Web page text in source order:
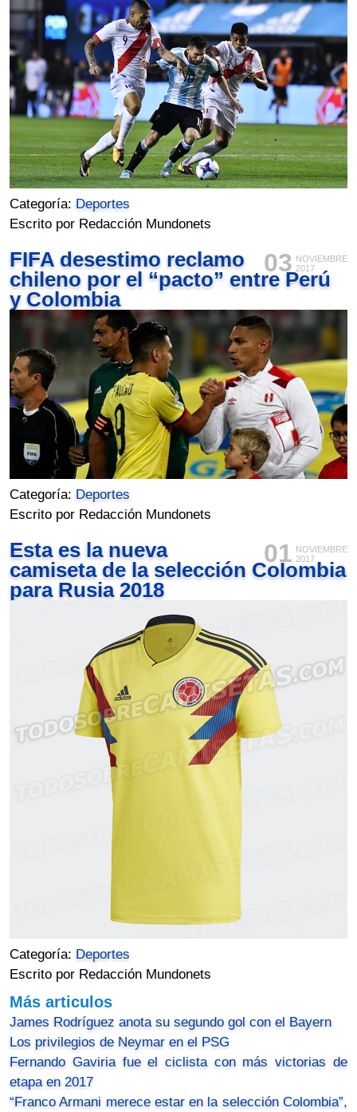
Categoría: Deportes
Escrito por Redacción Mundonets
03 NOVIEMBRE
2017
FIFA desestimo reclamo
chileno por el “pacto” entre Perú
y Colombia
Categoría: Deportes
Escrito por Redacción Mundonets
01 NOVIEMBRE
2017
Esta es la nueva
camiseta de la selección Colombia
para Rusia 2018
Categoría: Deportes
Escrito por Redacción Mundonets
Más articulos
James Rodríguez anota su segundo gol con el Bayern
Los privilegios de Neymar en el PSG
Fernando Gaviria fue el ciclista con más victorias de
etapa en 2017
“Franco Armani merece estar en la selección Colombia”,